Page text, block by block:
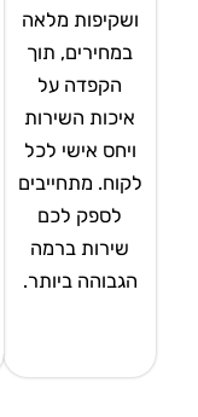
ושקיפות מלאה
במחירים, תוך
הקפדה על
איכות השירות
ויחס אישי לכל
לקוח. מתחייבים
לספק לכם
שירות ברמה
הגבוהה ביותר.